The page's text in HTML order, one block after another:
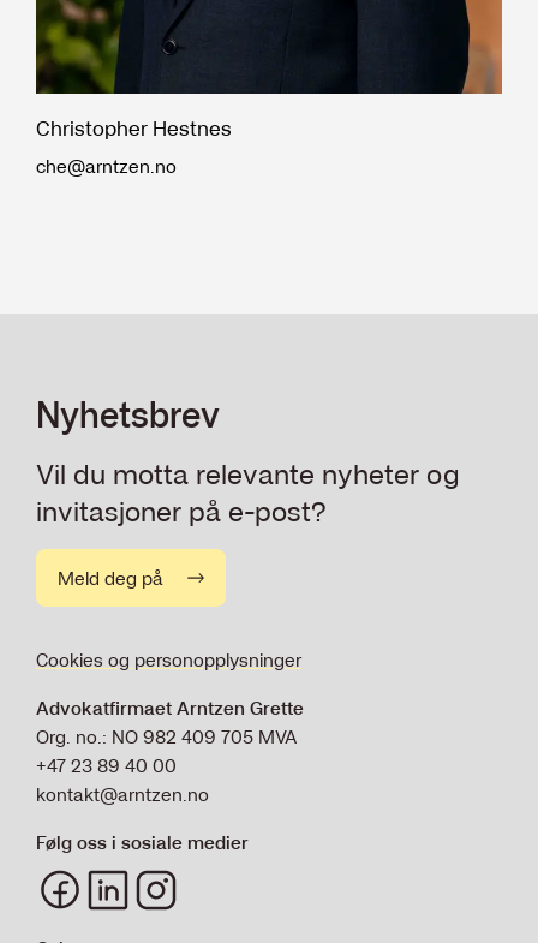
Christopher Hestnes
che@arntzen.no
Nyhetsbrev
Vil du motta relevante nyheter og
invitasjoner på e-post?
Meld deg på
Cookies og personopplysninger
Advokatfirmaet Arntzen Grette
Org. no.: NO 982 409 705 MVA
+47 23 89 40 00
kontakt@arntzen.no
Følg oss i sosiale medier